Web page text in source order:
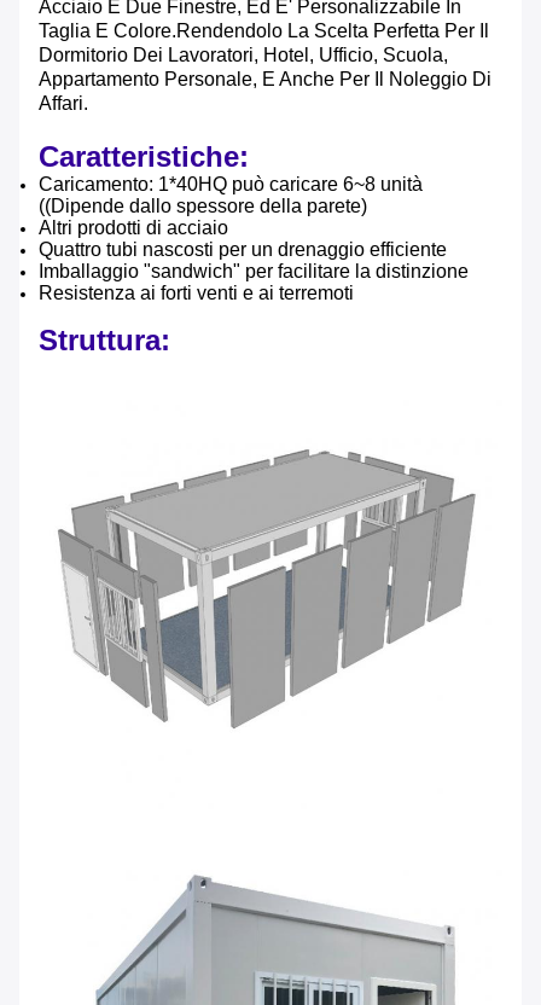
Acciaio E Due Finestre, Ed E' Personalizzabile In
Taglia E Colore.rendendolo La Scelta Perfetta Per Il
Dormitorio Dei Lavoratori, Hotel, Ufficio, Scuola,
Appartamento Personale, E Anche Per Il Noleggio Di
Affari.
Caratteristiche:
Caricamento: 1*40HQ può caricare 6~8 unità
((Dipende dallo spessore della parete)
Altri prodotti di acciaio
Quattro tubi nascosti per un drenaggio efficiente
Imballaggio "sandwich" per facilitare la distinzione
Resistenza ai forti venti e ai terremoti
Struttura: